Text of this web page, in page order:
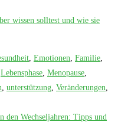
wissen solltest und wie sie
Emotionen Familie
Lebensphase Menopause
unterstützung Veränderungen
den Wechseljahren: Tipps und